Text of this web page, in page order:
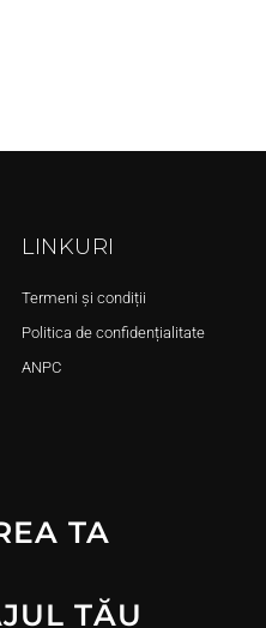
LINKURI
Termeni și condiții
Politica de confidențialitate
ANPC
TA
TĂU